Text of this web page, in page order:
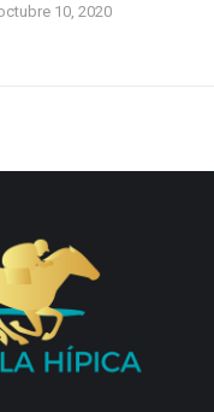
10, 2020